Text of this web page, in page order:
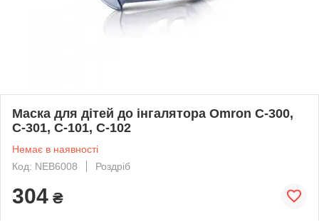
Маска для дітей до інгалятора Omron C-300,
C-301, C-101, C-102
Немає в наявності
Код: NEB6008
Роздріб
304 ₴